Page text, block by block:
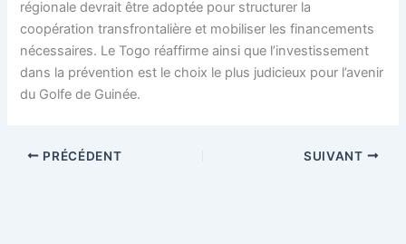
régionale devrait être adoptée pour structurer la
coopération transfrontalière et mobiliser les financements
nécessaires. Le Togo réaffirme ainsi que l’investissement
dans la prévention est le choix le plus judicieux pour l’avenir
du Golfe de Guinée.
PRÉCÉDENT SUIVANT